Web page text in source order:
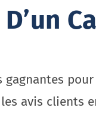
gagnantes
avis clients